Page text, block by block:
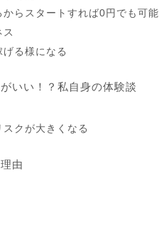
らスタートすれば0円でも可能
る様になる
いい！？私自身の体験談
クが大きくなる
由